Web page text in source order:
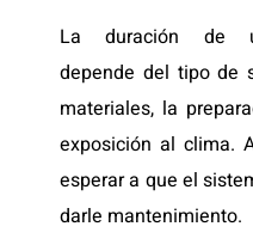
La duración de
depende del tipo de
materiales, la
exposición al clima.
esperar a que el
darle mantenimiento.